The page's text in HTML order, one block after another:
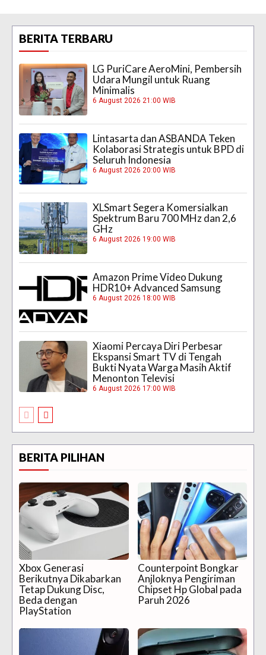
BERITA TERBARU
LG PuriCare AeroMini, Pembersih
Udara Mungil untuk Ruang
Minimalis
6 August 2026 21:00 WIB
Lintasarta dan ASBANDA Teken
Kolaborasi Strategis untuk BPD di
Seluruh Indonesia
6 August 2026 20:00 WIB
XLSmart Segera Komersialkan
Spektrum Baru 700 MHz dan 2,6
GHz
6 August 2026 19:00 WIB
Amazon Prime Video Dukung
HDR10+ Advanced Samsung
6 August 2026 18:00 WIB
Xiaomi Percaya Diri Perbesar
Ekspansi Smart TV di Tengah
Bukti Nyata Warga Masih Aktif
Menonton Televisi
6 August 2026 17:00 WIB
BERITA PILIHAN
Xbox Generasi
Berikutnya Dikabarkan
Tetap Dukung Disc,
Beda dengan
PlayStation
Counterpoint Bongkar
Anjloknya Pengiriman
Chipset Hp Global pada
Paruh 2026